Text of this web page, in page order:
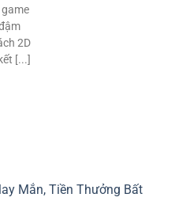
2D
[...]
Mắn, Tiền Thưởng Bất